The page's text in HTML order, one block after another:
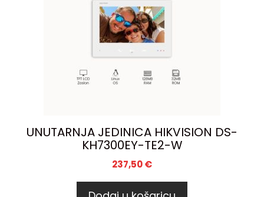
UNUTARNJA JEDINICA HIKVISION DS-
KH7300EY-TE2-W
237,50€